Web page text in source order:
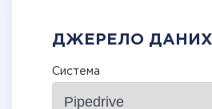
ДЖЕРЕЛО ДАНИХ
Система